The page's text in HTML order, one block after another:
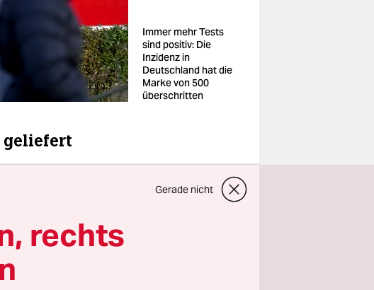
Immer mehr Tests
sind positiv: Die
Inzidenz in
Deutschland hat die
Marke von 500
überschritten
geliefert
Wie die
an 144
und
Programm
die
Gerade nicht
rechts